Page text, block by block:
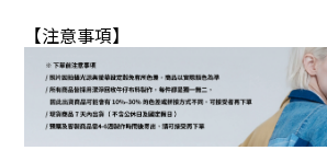
【注意事項】